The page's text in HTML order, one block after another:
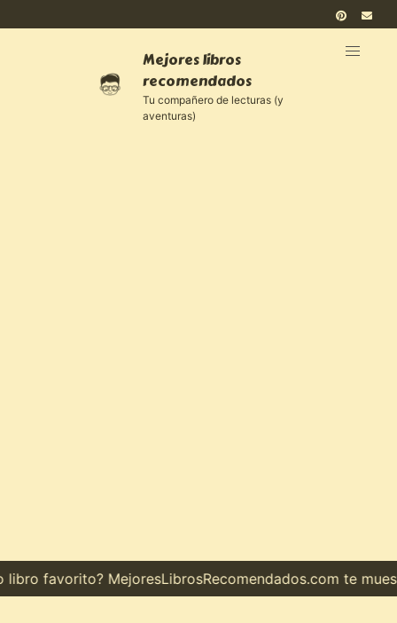
Mejores libros
recomendados
Tu compañero de lecturas (y
aventuras)
favorito? MejoresLibrosRecomendados.com te muestra